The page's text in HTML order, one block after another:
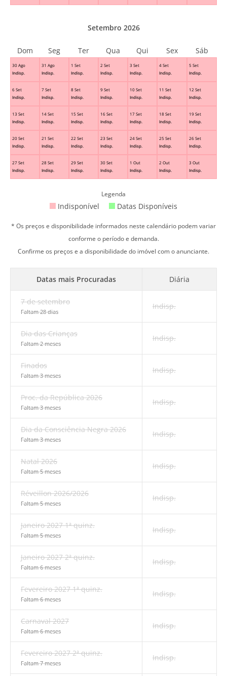
30 Ago
Indisp.
31 Ago
Indisp.
1 Set
Indisp.
2 Set
Indisp.
3 Set
Indisp.
4 Set
Indisp.
5 Set
Indisp.
6 Set
Indisp.
7 Set
Indisp.
8 Set
Indisp.
9 Set
Indisp.
10 Set
Indisp.
11 Set
Indisp.
12 Set
Indisp.
13 Set
Indisp.
14 Set
Indisp.
15 Set
Indisp.
16 Set
Indisp.
17 Set
Indisp.
18 Set
Indisp.
19 Set
Indisp.
20 Set
Indisp.
21 Set
Indisp.
22 Set
Indisp.
23 Set
Indisp.
24 Set
Indisp.
25 Set
Indisp.
26 Set
Indisp.
27 Set
Indisp.
28 Set
Indisp.
29 Set
Indisp.
30 Set
Indisp.
1 Out
Indisp.
2 Out
Indisp.
3 Out
Indisp.
Setembro 2026
Dom Seg Ter Qua Qui Sex Sáb
Legenda
Indisponível Datas Disponíveis
* Os preços e disponibilidade informados neste calendário podem variar
conforme o período e demanda.
Confirme os preços e a disponibilidade do imóvel com o anunciante.
Datas mais Procuradas Diária
7 de setembro
Faltam 28 dias
Indisp.
Dia das Crianças
Faltam 2 meses
Indisp.
Finados
Faltam 3 meses
Indisp.
Proc. da República 2026
Faltam 3 meses
Indisp.
Dia da Consciência Negra 2026
Faltam 3 meses
Indisp.
Natal 2026
Faltam 5 meses
Indisp.
Réveillon 2026/2026
Faltam 5 meses
Indisp.
Janeiro 2027 1ª quinz.
Faltam 5 meses
Indisp.
Janeiro 2027 2ª quinz.
Faltam 6 meses
Indisp.
Fevereiro 2027 1ª quinz.
Faltam 6 meses
Indisp.
Carnaval 2027
Faltam 6 meses
Indisp.
Fevereiro 2027 2ª quinz.
Faltam 7 meses
Indisp.